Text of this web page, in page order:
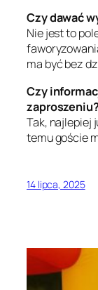
Czy dawać
Nie jest to
ma być bez
Czy
Tak, najlepiej
temu goście
14 lipca, 2025